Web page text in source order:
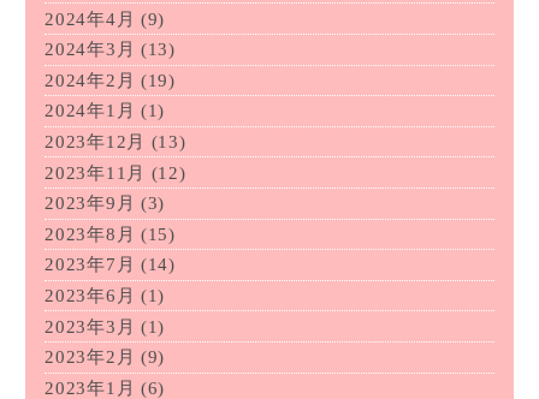
2024年4月 (9)
2024年3月 (13)
2024年2月 (19)
2024年1月 (1)
2023年12月
(13)
2023年11月
(12)
2023年9月 (3)
2023年8月 (15)
2023年7月 (14)
2023年6月 (1)
2023年3月 (1)
2023年2月 (9)
2023年1月 (6)